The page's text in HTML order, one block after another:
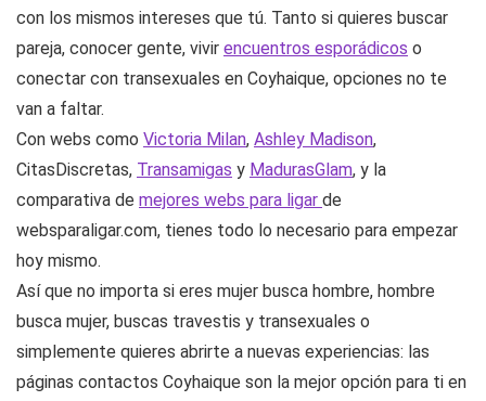
con los mismos intereses que tú. Tanto si quieres buscar
pareja, conocer gente, vivir encuentros esporádicos o
conectar con transexuales en Coyhaique, opciones no te
van a faltar.
Con webs como Victoria Milan, Ashley Madison,
CitasDiscretas, Transamigas y MadurasGlam, y la
comparativa de mejores webs para ligar de
websparaligar.com, tienes todo lo necesario para empezar
hoy mismo.
Así que no importa si eres mujer busca hombre, hombre
busca mujer, buscas travestis y transexuales o
simplemente quieres abrirte a nuevas experiencias: las
páginas contactos Coyhaique son la mejor opción para ti en